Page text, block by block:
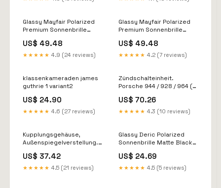
Glassy Mayfair Polarized
Premium Sonnenbrille
US$ 49.48
★★★★★ 4.9 (24 reviews)
Glassy Mayfair Polarized
Premium Sonnenbrille
US$ 49.48
★★★★★ 4.2 (7 reviews)
klassenkameraden james
guthrie 1 variant2
US$ 24.90
★★★★★ 4.6 (27 reviews)
Zündschalteinheit.
Porsche 944 / 928 / 964 (6
911;928;944;964;968
US$ 70.26
★★★★★ 4.3 (10 reviews)
Kupplungsgehäuse,
Außenspiegelverstellung.
911 / 964
US$ 37.42
★★★★★ 4.5 (21 reviews)
Glassy Deric Polarized
Sonnenbrille Matte Black
US$ 24.69
★★★★★ 4.5 (5 reviews)